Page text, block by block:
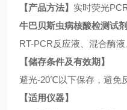
【产品方法】 实时荧光
牛巴贝斯虫病核酸检测试
RT-PCR反应液、混合酶液
【储存条件及有效期】
避光-20℃以下保存，避免
【适用仪器】